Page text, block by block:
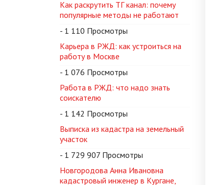
Как раскрутить ТГ канал: почему
популярные методы не работают
- 1 110 Просмотры
Карьера в РЖД: как устроиться на
работу в Москве
- 1 076 Просмотры
Работа в РЖД: что надо знать
соискателю
- 1 142 Просмотры
Выписка из кадастра на земельный
участок
- 1 729 907 Просмотры
Новгородова Анна Ивановна
кадастровый инженер в Кургане,